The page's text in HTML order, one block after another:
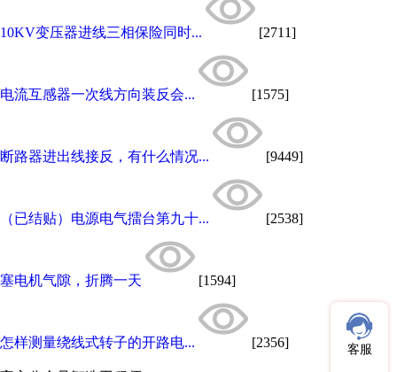
10KV变压器进线三相保险同时... [2711]
电流互感器一次线方向装反会... [1575]
断路器进出线接反，有什么情况... [9449]
（已结贴）电源电气擂台第九十... [2538]
塞电机气隙，折腾一天 [1594]
怎样测量绕线式转子的开路电... [2356] 客服